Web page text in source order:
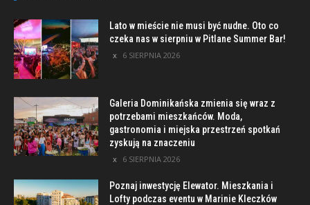
Lato w mieście nie musi być nudne. Oto co
czeka nas w sierpniu w Pitlane Summer Bar!
6 SIERPNIA 2026
Galeria Dominikańska zmienia się wraz z
potrzebami mieszkańców. Moda,
gastronomia i miejska przestrzeń spotkań
zyskują na znaczeniu
6 SIERPNIA 2026
Poznaj inwestycję Elewator. Mieszkania i
Lofty podczas eventu w Marinie Kleczków